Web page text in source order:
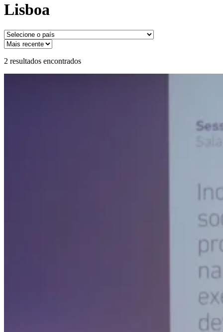
Lisboa
2 resultados encontrados